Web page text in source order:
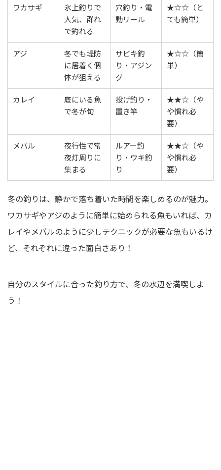
ワカサギ
氷上釣りで
人気、群れ
で釣れる
穴釣り・電
動リール
★☆☆（と
ても簡単）
アジ
冬でも堤防
に居着く個
体が狙える
サビキ釣
り・アジン
グ
★☆☆（簡
単）
カレイ
底にいる魚
で冬が旬
投げ釣り・
置き竿
★★☆（や
や慣れ必
要）
メバル
夜行性で常
夜灯周りに
集まる
ルアー釣
り・ウキ釣
り
★★☆（や
や慣れ必
要）
冬の釣りは、静かで落ち着いた時間を楽しめるのが魅力。
ワカサギやアジのように簡単に始められる魚もいれば、カ
レイやメバルのように少しテクニックが必要な魚もいるけ
ど、それぞれに違った面白さあり！
自分のスタイルに合った釣り方で、冬の水辺を満喫しよ
う！